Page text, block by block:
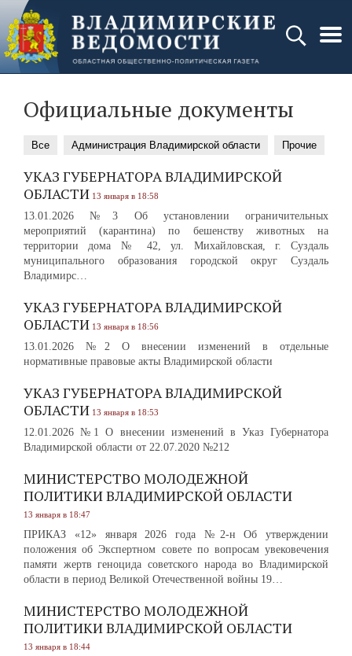
Официальные документы
Все Администрация Владимирской области Прочие
УКАЗ ГУБЕРНАТОРА ВЛАДИМИРСКОЙ
ОБЛАСТИ 13 января в 18:58
13.01.2026 №3 Об установлении ограничительных
мероприятий (карантина) по бешенству животных на
территории дома № 42, ул. Михайловская, г. Суздаль
муниципального образования городской округ Суздаль
Владимирс…
УКАЗ ГУБЕРНАТОРА ВЛАДИМИРСКОЙ
ОБЛАСТИ 13 января в 18:56
13.01.2026 №2 О внесении изменений в отдельные
нормативные правовые акты Владимирской области
УКАЗ ГУБЕРНАТОРА ВЛАДИМИРСКОЙ
ОБЛАСТИ 13 января в 18:53
12.01.2026 №1 О внесении изменений в Указ Губернатора
Владимирской области от 22.07.2020 №212
МИНИСТЕРСТВО МОЛОДЕЖНОЙ
ПОЛИТИКИ ВЛАДИМИРСКОЙ ОБЛАСТИ
13 января в 18:47
ПРИКАЗ «12» января 2026 года №2-н Об утверждении
положения об Экспертном совете по вопросам увековечения
памяти жертв геноцида советского народа во Владимирской
области в период Великой Отечественной войны 19…
МИНИСТЕРСТВО МОЛОДЕЖНОЙ
ПОЛИТИКИ ВЛАДИМИРСКОЙ ОБЛАСТИ
13 января в 18:44